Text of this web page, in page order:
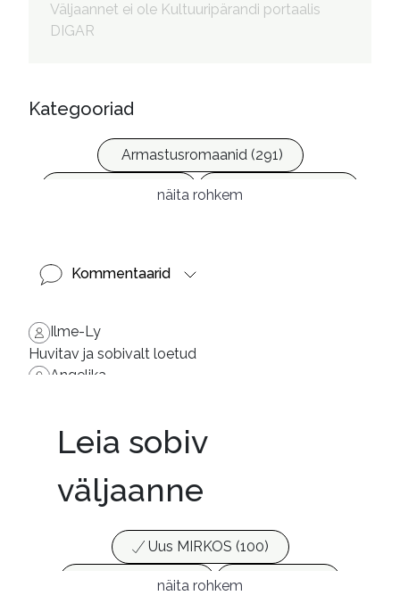
Väljaannet ei ole Kultuuripärandi portaalis
DIGAR
Kategooriad
Armastusromaanid (291)
Biograafiad (228)
Ilukirjandus (4257)
näita rohkem
Kommentaarid
Ilme-Ly
Huvitav ja sobivalt loetud
Angelika
Leia sobiv
väljaanne
Uus MIRKOS (100)
Populaarsed (25)
Ajakirjad (17)
näita rohkem